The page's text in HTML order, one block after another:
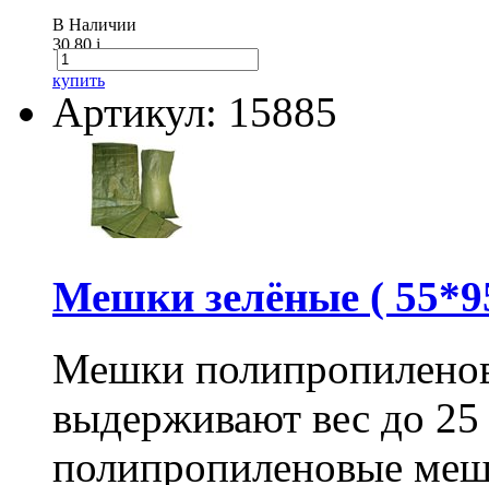
В Наличии
30.80i
купить
Артикул: 15885
Мешки зелёные (
Мешки
выдерживают вес до
полипропиленовые